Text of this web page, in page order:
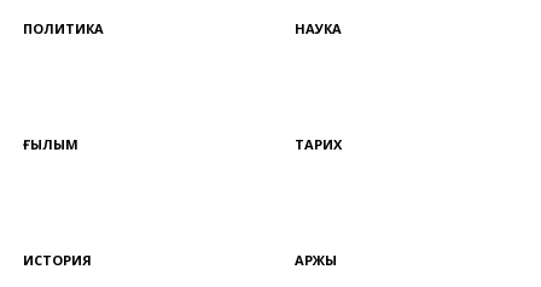
ПОЛИТИКА НАУКА
ҒЫЛЫМ ТАРИХ
ИСТОРИЯ ҚАРЖЫ